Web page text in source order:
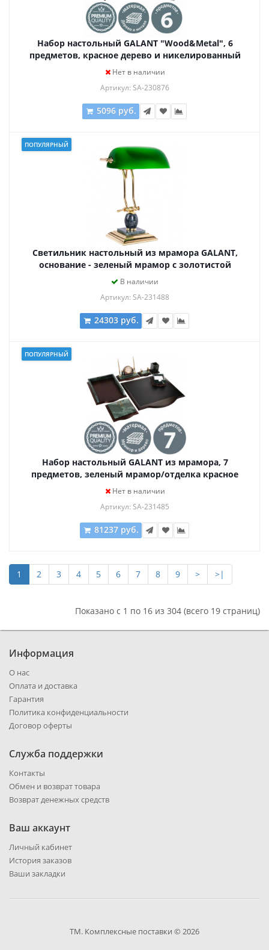
Набор настольный GALANT "Wood&Metal", 6
предметов, красное дерево и никелированный
металл, 230876
Нет в наличии
Артикул: SA-230876
5096 руб.
ПОПУЛЯРНЫЙ
Светильник настольный из мрамора GALANT,
основание - зеленый мрамор с золотистой
отделкой, 231488
В наличии
Артикул: SA-231488
24303 руб.
ПОПУЛЯРНЫЙ
Набор настольный GALANT из мрамора, 7
предметов, зеленый мрамор/отделка красное
дерево, 231485
Нет в наличии
Артикул: SA-231485
81237 руб.
1 2 3 4 5 6 7 8 9 > >|
Показано с 1 по 16 из 304 (всего 19 страниц)
Информация
О нас
Оплата и доставка
Гарантия
Политика конфиденциальности
Договор оферты
Служба поддержки
Контакты
Обмен и возврат товара
Возврат денежных средств
Ваш аккаунт
Личный кабинет
История заказов
Ваши закладки
ТМ. Комплексные поставки © 2026